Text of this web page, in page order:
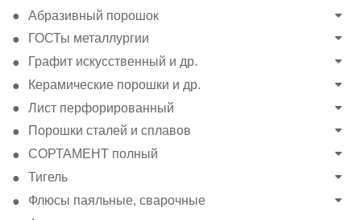
Абразивный порошок
ГОСТы металлургии
Графит искусственный и др.
Керамические порошки и др.
Лист перфорированный
Порошки сталей и сплавов
СОРТАМЕНТ полный
Тигель
Флюсы паяльные, сварочные